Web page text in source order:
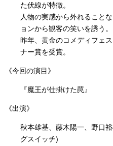
た伏線が特徴。
人物の実感から外れること
ョンから観客の笑いを誘う。
昨年、黄金のコメディフェ
ナー賞を受賞。
《今回の演目》
『魔王が仕掛けた罠』
《出演》
秋本雄基、藤木陽一、野口
グスイッチ)